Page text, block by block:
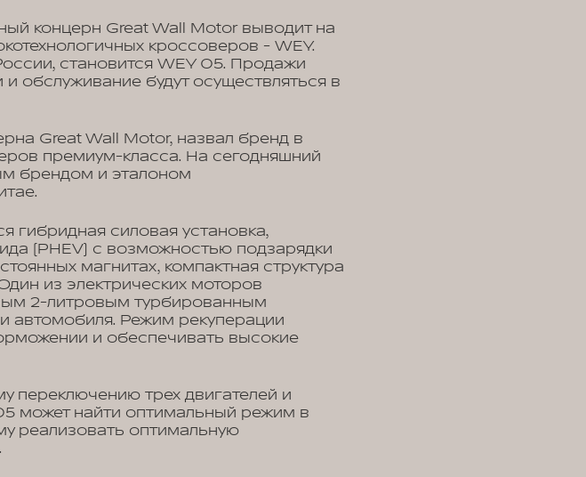
концерн Great Wall Motor выводит на
кроссоверов - WEY.
становится WEY 05. Продажи
обслуживание будут осуществляться в
Great Wall Motor, назвал бренд в
премиум-класса. На сегодняшний
брендом и эталоном
гибридная силовая установка,
(PHEV) с возможностью подзарядки
магнитах, компактная структура
из электрических моторов
2-литровым турбированным
автомобиля. Режим рекуперации
и обеспечивать высокие
переключению трех двигателей и
может найти оптимальный режим в
реализовать оптимальную